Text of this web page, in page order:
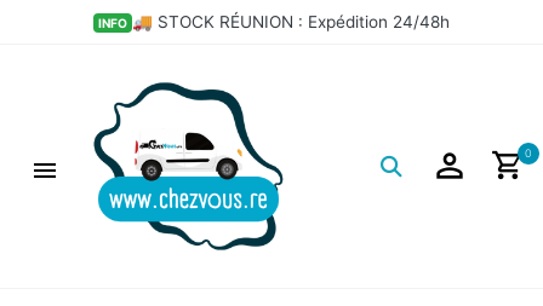
INFO 🚚 STOCK RÉUNION : Expédition 24/48h
0